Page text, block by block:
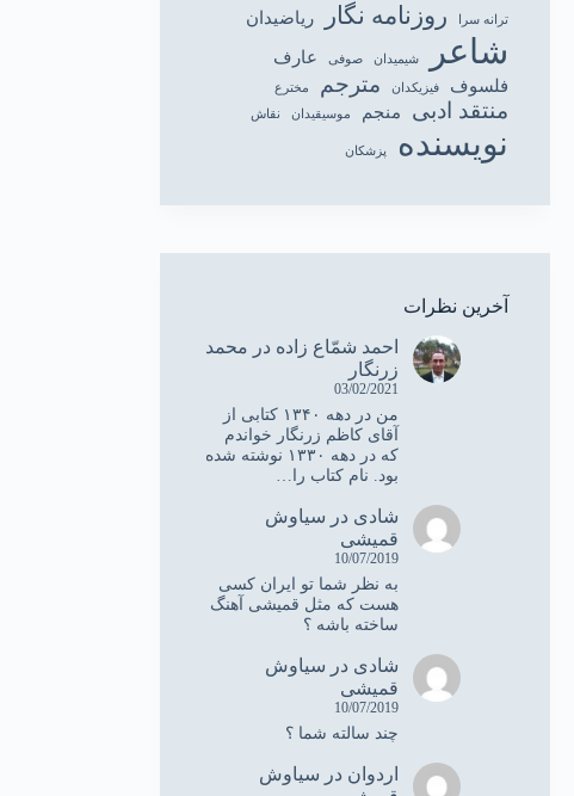
ترانه سرا روزنامه نگار ریاضیدان
شاعر شیمیدان صوفی
عارف
فلسوف
فیزیکدان مترجم مخترع
منتقد ادبی منجم موسیقیدان نقاش
نویسنده پزشکان
آخرین نظرات
احمد شمّاع زاده در محمد
زرنگار
03/02/2021
من در دهه ۱۳۴۰ کتابی از
آقای کاظم زرنگار خواندم
که در دهه ۱۳۳۰ نوشته شده
بود. نام کتاب را…
شادی در سیاوش
قمیشی
10/07/2019
به نظر شما تو ایران کسی
هست که مثل قمیشی آهنگ
ساخته باشه ؟
شادی در سیاوش
قمیشی
10/07/2019
چند سالته شما ؟
اردوان در سیاوش